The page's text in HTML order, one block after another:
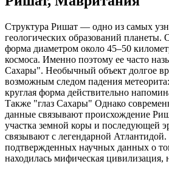
Структура Ришат — одно из самых
геологических образований планеты.
форма диаметром около 45–50
космоса. Именно поэтому ее часто
Сахары". Необычный объект долгое
возможным следом падения
круглая форма действительно
Также "глаз Сахары" Однако
данные связывают происхождение
участка земной коры и последующей
связывают с легендарной
подтвержденных научных данных о
находилась мифическая цивилизация,